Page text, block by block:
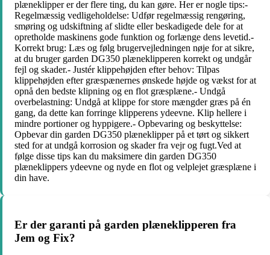
plæneklipper er der flere ting, du kan gøre. Her er nogle tips:-
Regelmæssig vedligeholdelse: Udfør regelmæssig rengøring,
smøring og udskiftning af slidte eller beskadigede dele for at
opretholde maskinens gode funktion og forlænge dens levetid.-
Korrekt brug: Læs og følg brugervejledningen nøje for at sikre,
at du bruger garden DG350 plæneklipperen korrekt og undgår
fejl og skader.- Justér klippehøjden efter behov: Tilpas
klippehøjden efter græspænernes ønskede højde og vækst for at
opnå den bedste klipning og en flot græsplæne.- Undgå
overbelastning: Undgå at klippe for store mængder græs på én
gang, da dette kan forringe klipperens ydeevne. Klip hellere i
mindre portioner og hyppigere.- Opbevaring og beskyttelse:
Opbevar din garden DG350 plæneklipper på et tørt og sikkert
sted for at undgå korrosion og skader fra vejr og fugt.Ved at
følge disse tips kan du maksimere din garden DG350
plæneklippers ydeevne og nyde en flot og velplejet græsplæne i
din have.
Er der garanti på garden plæneklipperen fra
Jem og Fix?